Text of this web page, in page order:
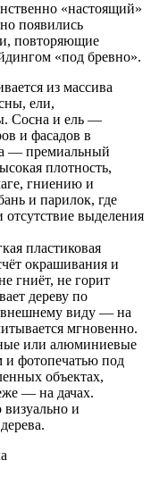
«настоящий»
появились
повторяющие
«под бревно».
из массива
ели,
Сосна и ель —
и фасадов в
— премиальный
плотность,
гниению и
и парилок, где
отсутствие выделения
пластиковая
окрашивания и
гниёт, не горит
дереву по
внешнему виду — на
мгновенно.
или алюминиевые
фотопечатью под
объектах,
— на дачах.
визуально и